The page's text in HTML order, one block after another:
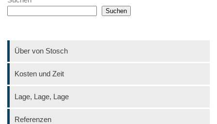
Suchen
Über von Stosch
Kosten und Zeit
Lage, Lage, Lage
Referenzen